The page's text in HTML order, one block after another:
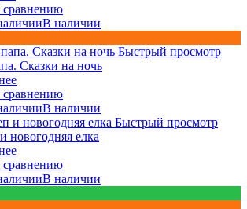
В наличии
Быстрый просмотр
Сказки на ночь
В наличии
Быстрый просмотр
новогодняя елка
В наличии